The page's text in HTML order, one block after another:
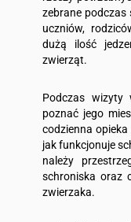
zebrane podczas
uczniów,
dużą ilość
zwierząt.
Podczas wizyty
poznać jego
codzienna
jak funkcjonuje
należy
schroniska oraz
zwierzaka.